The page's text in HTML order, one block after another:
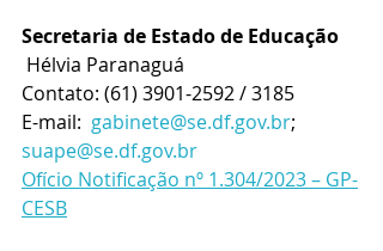
Secretaria de Estado de Educação
Hélvia Paranaguá
Contato: (61) 3901-2592 / 3185
E-mail: gabinete@se.df.gov.br;
suape@se.df.gov.br
Ofício Notificação nº 1.304/2023 – GP-
CESB